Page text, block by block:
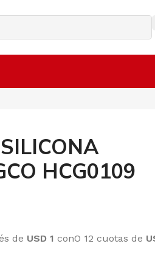
HCG0109
de USD 1 conO 12 cuotas de